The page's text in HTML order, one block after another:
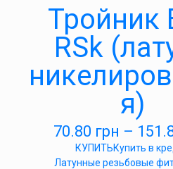
Тройник
RSk
я)
70.80 грн –
КУПИТЬКупить в
Латунные резьбовые